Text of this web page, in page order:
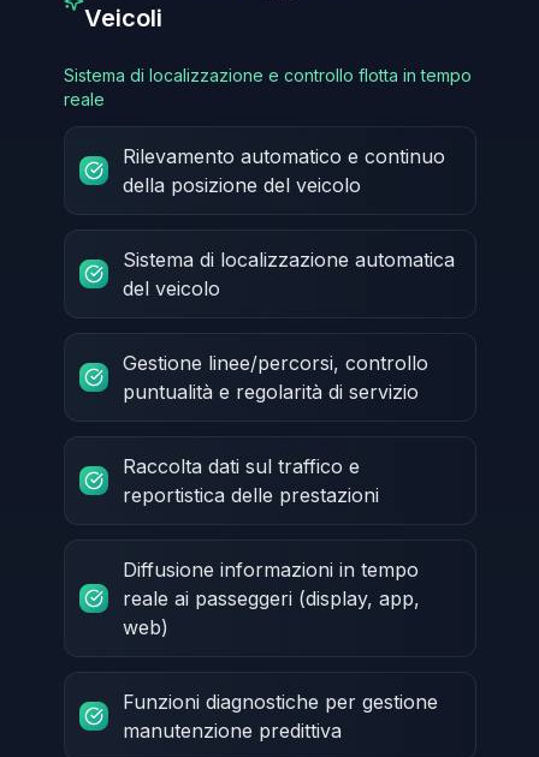
Veicoli
Sistema di localizzazione e controllo flotta in tempo
reale
Rilevamento automatico e continuo
della posizione del veicolo
Sistema di localizzazione automatica
del veicolo
Gestione linee/percorsi, controllo
puntualità e regolarità di servizio
Raccolta dati sul traffico e
reportistica delle prestazioni
Diffusione informazioni in tempo
reale ai passeggeri (display, app,
web)
Funzioni diagnostiche per gestione
manutenzione predittiva